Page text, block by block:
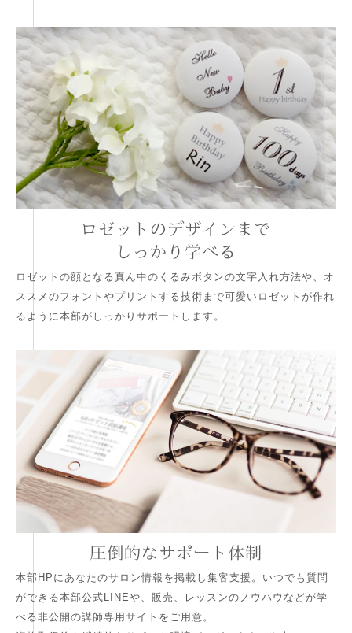
ロゼットのデザインまで
しっかり学べる
ロゼットの顔となる真ん中のくるみボタンの文字入れ方法や、オ
ススメのフォントやプリントする技術まで可愛いロゼットが作れ
るように本部がしっかりサポートします。
圧倒的なサポート体制
本部HPにあなたのサロン情報を掲載し集客支援。いつでも質問
ができる本部公式LINEや、販売、レッスンのノウハウなどが学
べる非公開の講師専用サイトをご用意。